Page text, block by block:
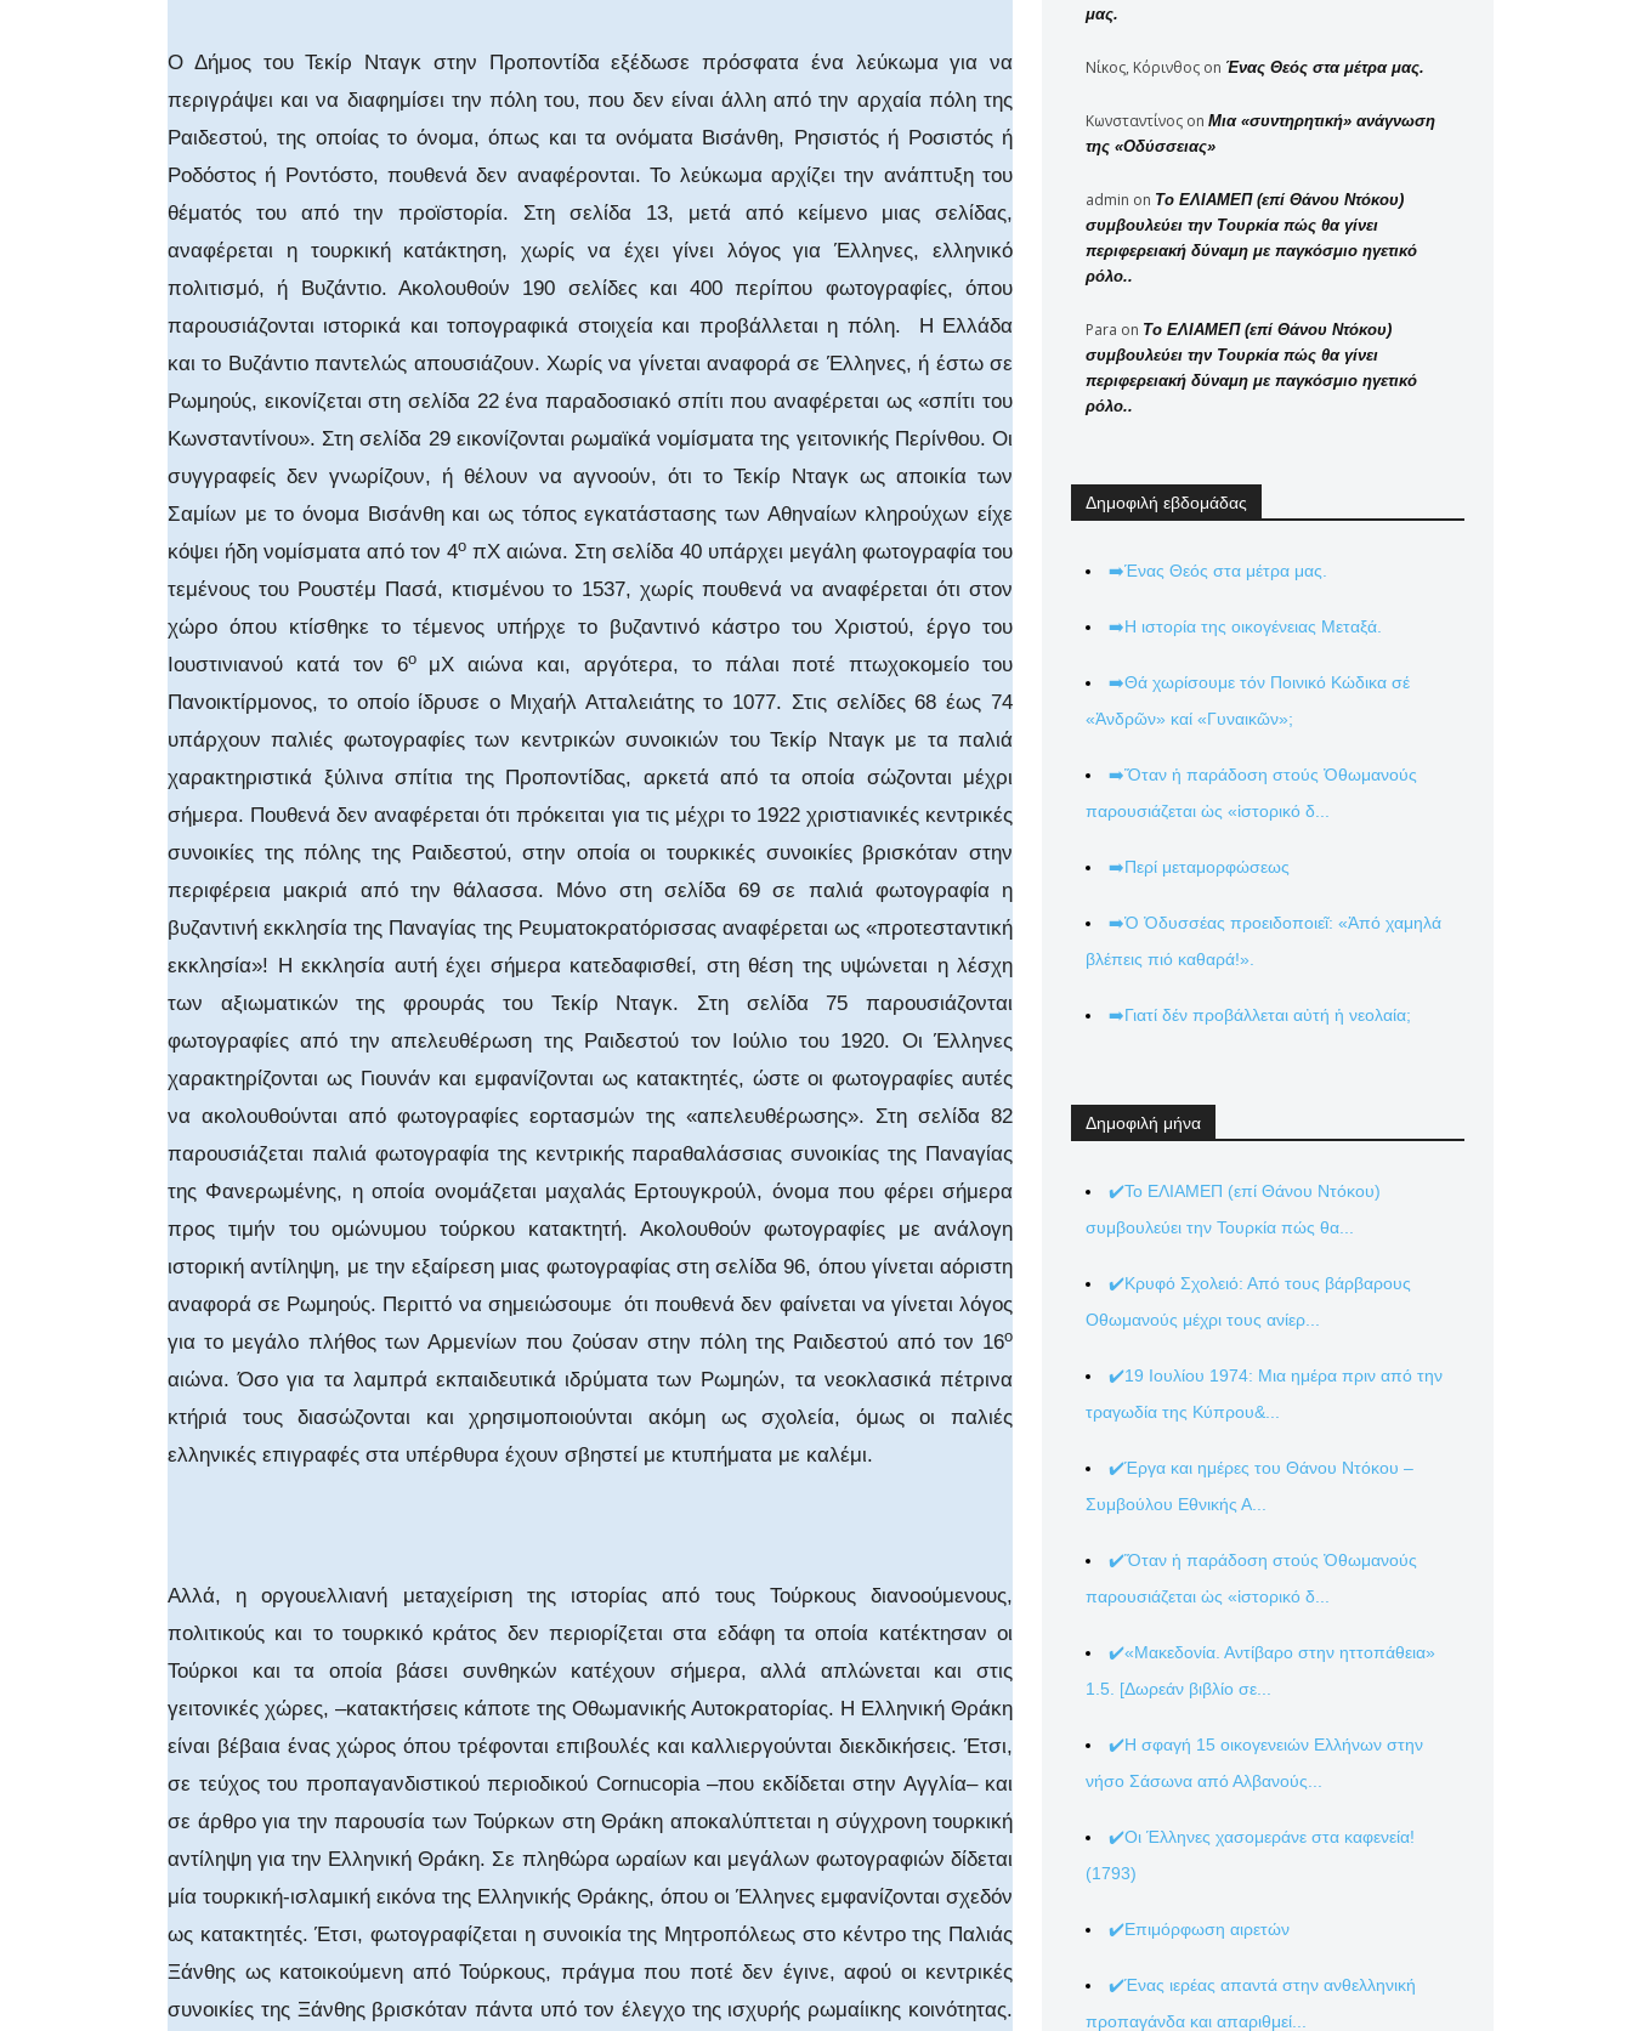
Ο Δήμος του Τεκίρ Νταγκ στην Προποντίδα εξέδωσε πρόσφατα ένα λεύκωμα για να
περιγράψει και να διαφημίσει την πόλη του, που δεν είναι άλλη από την αρχαία πόλη της
Ραιδεστού, της οποίας το όνομα, όπως και τα ονόματα Βισάνθη, Ρησιστός ή Ροσιστός ή
Ροδόστος ή Ροντόστο, πουθενά δεν αναφέρονται. Το λεύκωμα αρχίζει την ανάπτυξη του
θέματός του από την προϊστορία. Στη σελίδα 13, μετά από κείμενο μιας σελίδας,
αναφέρεται η τουρκική κατάκτηση, χωρίς να έχει γίνει λόγος για Έλληνες, ελληνικό
πολιτισμό, ή Βυζάντιο. Ακολουθούν 190 σελίδες και 400 περίπου φωτογραφίες, όπου
παρουσιάζονται ιστορικά και τοπογραφικά στοιχεία και προβάλλεται η πόλη.
Η Ελλάδα
και το Βυζάντιο παντελώς απουσιάζουν. Χωρίς να γίνεται αναφορά σε Έλληνες, ή έστω σε
Ρωμηούς, εικονίζεται στη σελίδα 22 ένα παραδοσιακό σπίτι που αναφέρεται ως «σπίτι του
Κωνσταντίνου». Στη σελίδα 29 εικονίζονται ρωμαϊκά νομίσματα της γειτονικής Περίνθου. Οι
συγγραφείς δεν γνωρίζουν, ή θέλουν να αγνοούν, ότι το Τεκίρ Νταγκ ως αποικία των
Σαμίων με το όνομα Βισάνθη και ως τόπος εγκατάστασης των Αθηναίων κληρούχων είχε
κόψει ήδη νομίσματα από τον 4ο πΧ αιώνα. Στη σελίδα 40 υπάρχει μεγάλη φωτογραφία του
τεμένους του Ρουστέμ Πασά, κτισμένου το 1537, χωρίς πουθενά να αναφέρεται ότι στον
χώρο όπου κτίσθηκε το τέμενος υπήρχε το βυζαντινό κάστρο του Χριστού, έργο του
Ιουστινιανού κατά τον 6ομΧ αιώνα και, αργότερα, το πάλαι ποτέ πτωχοκομείο του
Πανοικτίρμονος, το οποίο ίδρυσε ο Μιχαήλ Ατταλειάτης το 1077. Στις σελίδες 68 έως 74
υπάρχουν παλιές φωτογραφίες των κεντρικών συνοικιών του Τεκίρ Νταγκ με τα παλιά
χαρακτηριστικά ξύλινα σπίτια της Προποντίδας, αρκετά από τα οποία σώζονται μέχρι
σήμερα. Πουθενά δεν αναφέρεται ότι πρόκειται για τις μέχρι το 1922 χριστιανικές κεντρικές
συνοικίες της πόλης της Ραιδεστού, στην οποία οι τουρκικές συνοικίες βρισκόταν στην
περιφέρεια μακριά από την θάλασσα. Μόνο στη σελίδα 69 σε παλιά φωτογραφία η
βυζαντινή εκκλησία της Παναγίας της Ρευματοκρατόρισσας αναφέρεται ως «προτεσταντική
εκκλησία»! Η εκκλησία αυτή έχει σήμερα κατεδαφισθεί, στη θέση της υψώνεται η λέσχη
των αξιωματικών της φρουράς του Τεκίρ Νταγκ. Στη σελίδα 75 παρουσιάζονται
φωτογραφίες από την απελευθέρωση της Ραιδεστού τον Ιούλιο του 1920. Οι Έλληνες
χαρακτηρίζονται ως Γιουνάν και εμφανίζονται ως κατακτητές, ώστε οι φωτογραφίες αυτές
να ακολουθούνται από φωτογραφίες εορτασμών της «απελευθέρωσης». Στη σελίδα 82
παρουσιάζεται παλιά φωτογραφία της κεντρικής παραθαλάσσιας συνοικίας της Παναγίας
της Φανερωμένης, η οποία ονομάζεται μαχαλάς Ερτουγκρούλ, όνομα που φέρει σήμερα
προς τιμήν του ομώνυμου τούρκου κατακτητή. Ακολουθούν φωτογραφίες με ανάλογη
ιστορική αντίληψη, με την εξαίρεση μιας φωτογραφίας στη σελίδα 96, όπου γίνεται αόριστη
αναφορά σε Ρωμηούς. Περιττό να σημειώσουμε ότι πουθενά δεν φαίνεται να γίνεται λόγος
για το μεγάλο πλήθος των Αρμενίων που ζούσαν στην πόλη της Ραιδεστού από τον 16ο
αιώνα. Όσο για τα λαμπρά εκπαιδευτικά ιδρύματα των Ρωμηών, τα νεοκλασικά πέτρινα
κτήριά τους διασώζονται και χρησιμοποιούνται ακόμη ως σχολεία, όμως οι παλιές
ελληνικές επιγραφές στα υπέρθυρα έχουν σβηστεί με κτυπήματα με καλέμι.
Αλλά, η οργουελλιανή μεταχείριση της ιστορίας από τους Τούρκους διανοούμενους,
πολιτικούς και το τουρκικό κράτος δεν περιορίζεται στα εδάφη τα οποία κατέκτησαν οι
Τούρκοι και τα οποία βάσει συνθηκών κατέχουν σήμερα, αλλά απλώνεται και στις
γειτονικές χώρες, –κατακτήσεις κάποτε της Οθωμανικής Αυτοκρατορίας. Η Ελληνική Θράκη
είναι βέβαια ένας χώρος όπου τρέφονται επιβουλές και καλλιεργούνται διεκδικήσεις. Έτσι,
σε τεύχος του προπαγανδιστικού περιοδικού Cornucopia–που εκδίδεται στην Αγγλία– και
σε άρθρο για την παρουσία των Τούρκων στη Θράκη αποκαλύπτεται η σύγχρονη τουρκική
αντίληψη για την Ελληνική Θράκη. Σε πληθώρα ωραίων και μεγάλων φωτογραφιών δίδεται
μία τουρκική-ισλαμική εικόνα της Ελληνικής Θράκης, όπου οι Έλληνες εμφανίζονται σχεδόν
ως κατακτητές. Έτσι, φωτογραφίζεται η συνοικία της Μητροπόλεως στο κέντρο της Παλιάς
Ξάνθης ως κατοικούμενη από Τούρκους, πράγμα που ποτέ δεν έγινε, αφού οι κεντρικές
συνοικίες της Ξάνθης βρισκόταν πάντα υπό τον έλεγχο της ισχυρής ρωμαίικης κοινότητας.
μας.
Νίκος, Κόρινθος on Ένας Θεός στα μέτρα μας.
Κωνσταντίνος on Μια «συντηρητική» ανάγνωση
της «Οδύσσειας»
admin on Το ΕΛΙΑΜΕΠ (επί Θάνου Ντόκου)
συμβουλεύει την Τουρκία πώς θα γίνει
περιφερειακή δύναμη με παγκόσμιο ηγετικό
ρόλο..
Para on Το ΕΛΙΑΜΕΠ (επί Θάνου Ντόκου)
συμβουλεύει την Τουρκία πώς θα γίνει
περιφερειακή δύναμη με παγκόσμιο ηγετικό
ρόλο..
Δημοφιλή εβδομάδας
➡️Ένας Θεός στα μέτρα μας.
➡️Η ιστορία της οικογένειας Μεταξά.
➡️Θά χωρίσουμε τόν Ποινικό Κώδικα σέ
«Ἀνδρῶν» καί «Γυναικῶν»;
➡️Ὅταν ἡ παράδοση στούς Ὀθωμανούς
παρουσιάζεται ὡς «ἱστορικό δ...
➡️Περί μεταμορφώσεως
➡️Ὁ Ὀδυσσέας προειδοποιεῖ: «Ἀπό χαμηλά
βλέπεις πιό καθαρά!».
➡️Γιατί δέν προβάλλεται αὐτή ἡ νεολαία;
Δημοφιλή μήνα
✔️Το ΕΛΙΑΜΕΠ (επί Θάνου Ντόκου)
συμβουλεύει την Τουρκία πώς θα...
✔️Κρυφό Σχολειό: Από τους βάρβαρους
Οθωμανούς μέχρι τους ανίερ...
✔️19 Ιουλίου 1974: Μια ημέρα πριν από την
τραγωδία της Κύπρου&...
✔️Έργα και ημέρες του Θάνου Ντόκου –
Συμβούλου Εθνικής Α...
✔️Ὅταν ἡ παράδοση στούς Ὀθωμανούς
παρουσιάζεται ὡς «ἱστορικό δ...
✔️«Μακεδονία. Αντίβαρο στην ηττοπάθεια»
1.5. [Δωρεάν βιβλίο σε...
✔️Η σφαγή 15 οικογενειών Ελλήνων στην
νήσο Σάσωνα από Αλβανούς...
✔️Οι Έλληνες χασομεράνε στα καφενεία!
(1793)
✔️Επιμόρφωση αιρετών
✔️Ένας ιερέας απαντά στην ανθελληνική
προπαγάνδα και απαριθμεί...